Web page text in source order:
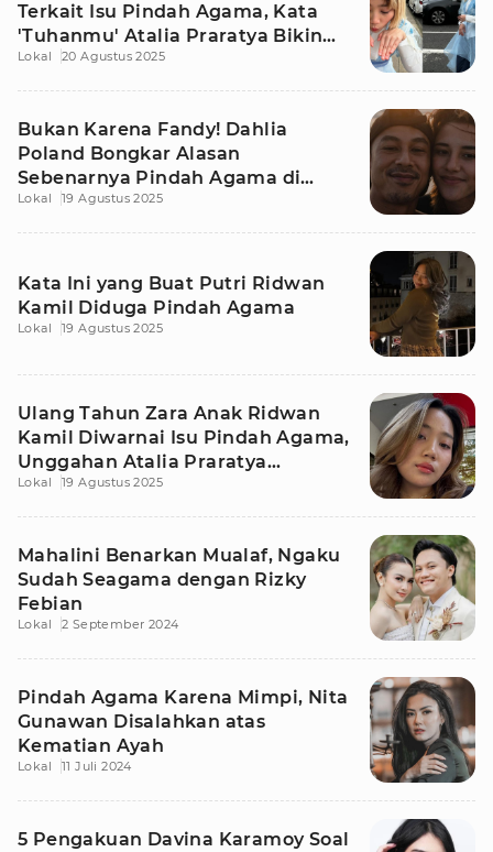
Terkait Isu Pindah Agama, Kata
'Tuhanmu' Atalia Praratya Bikin
Heboh
Lokal 20 Agustus 2025
Bukan Karena Fandy! Dahlia
Poland Bongkar Alasan
Sebenarnya Pindah Agama di
Tengah Perceraian
Lokal 19 Agustus 2025
Kata Ini yang Buat Putri Ridwan
Kamil Diduga Pindah Agama
Lokal 19 Agustus 2025
Ulang Tahun Zara Anak Ridwan
Kamil Diwarnai Isu Pindah Agama,
Unggahan Atalia Praratya
Pemicunya?
Lokal 19 Agustus 2025
Mahalini Benarkan Mualaf, Ngaku
Sudah Seagama dengan Rizky
Febian
Lokal 2 September 2024
Pindah Agama Karena Mimpi, Nita
Gunawan Disalahkan atas
Kematian Ayah
Lokal 11 Juli 2024
5 Pengakuan Davina Karamoy Soal